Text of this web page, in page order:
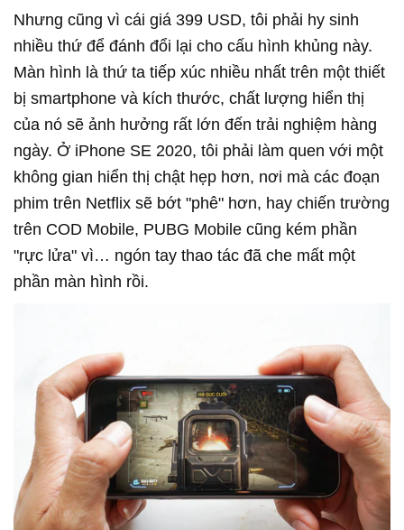
Nhưng cũng vì cái giá 399 USD, tôi phải hy sinh
nhiều thứ để đánh đổi lại cho cấu hình khủng này.
Màn hình là thứ ta tiếp xúc nhiều nhất trên một thiết
bị smartphone và kích thước, chất lượng hiển thị
của nó sẽ ảnh hưởng rất lớn đến trải nghiệm hàng
ngày. Ở iPhone SE 2020, tôi phải làm quen với một
không gian hiển thị chật hẹp hơn, nơi mà các đoạn
phim trên Netflix sẽ bớt "phê" hơn, hay chiến trường
trên COD Mobile, PUBG Mobile cũng kém phần
"rực lửa" vì… ngón tay thao tác đã che mất một
phần màn hình rồi.